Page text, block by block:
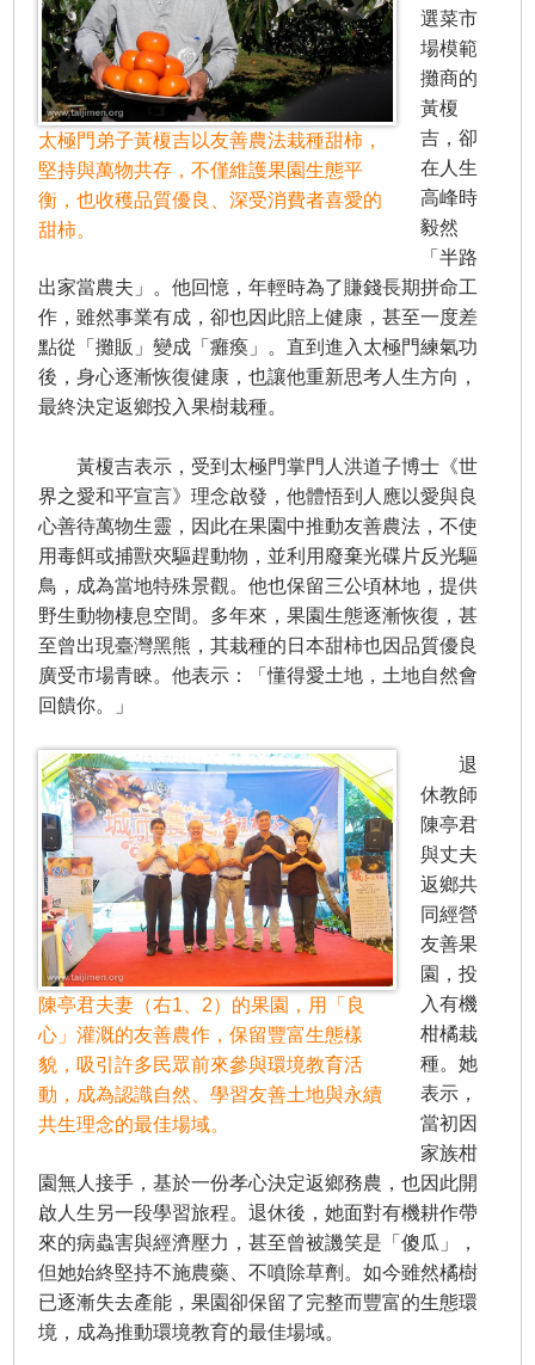
太極門弟子黃榎吉以友善農法栽種甜柿，
堅持與萬物共存，不僅維護果園生態平
衡，也收穫品質優良、深受消費者喜愛的
甜柿。
選菜市
場模範
攤商的
黃榎
吉，卻
在人生
高峰時
毅然
「半路
出家當農夫」。他回憶，年輕時為了賺錢長期拼命工
作，雖然事業有成，卻也因此賠上健康，甚至一度差
點從「攤販」變成「癱瘓」。直到進入太極門練氣功
後，身心逐漸恢復健康，也讓他重新思考人生方向，
最終決定返鄉投入果樹栽種。
黃榎吉表示，受到太極門掌門人洪道子博士《世
界之愛和平宣言》理念啟發，他體悟到人應以愛與良
心善待萬物生靈，因此在果園中推動友善農法，不使
用毒餌或捕獸夾驅趕動物，並利用廢棄光碟片反光驅
鳥，成為當地特殊景觀。他也保留三公頃林地，提供
野生動物棲息空間。多年來，果園生態逐漸恢復，甚
至曾出現臺灣黑熊，其栽種的日本甜柿也因品質優良
廣受市場青睞。他表示：「懂得愛土地，土地自然會
回饋你。」
陳亭君夫妻（右1、2）的果園，用「良
心」灌溉的友善農作，保留豐富生態樣
貌，吸引許多民眾前來參與環境教育活
動，成為認識自然、學習友善土地與永續
共生理念的最佳場域。
退
休教師
陳亭君
與丈夫
返鄉共
同經營
友善果
園，投
入有機
柑橘栽
種。她
表示，
當初因
家族柑
園無人接手，基於一份孝心決定返鄉務農，也因此開
啟人生另一段學習旅程。退休後，她面對有機耕作帶
來的病蟲害與經濟壓力，甚至曾被譏笑是「傻瓜」，
但她始終堅持不施農藥、不噴除草劑。如今雖然橘樹
已逐漸失去產能，果園卻保留了完整而豐富的生態環
境，成為推動環境教育的最佳場域。